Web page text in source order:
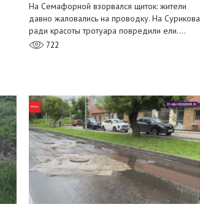
На Семафорной взорвался щиток: жители
давно жаловались на проводку. На Сурикова
ради красоты тротуара повредили ели.…
722